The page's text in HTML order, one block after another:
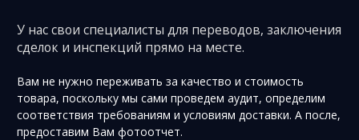
У нас свои специалисты для переводов, заключения
сделок и инспекций прямо на месте.
Вам не нужно переживать за качество и стоимость
товара, поскольку мы сами проведем аудит, определим
соответствия требованиям и условиям доставки. А после,
предоставим Вам фотоотчет.